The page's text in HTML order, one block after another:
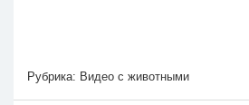
Рубрика: Видео с животными